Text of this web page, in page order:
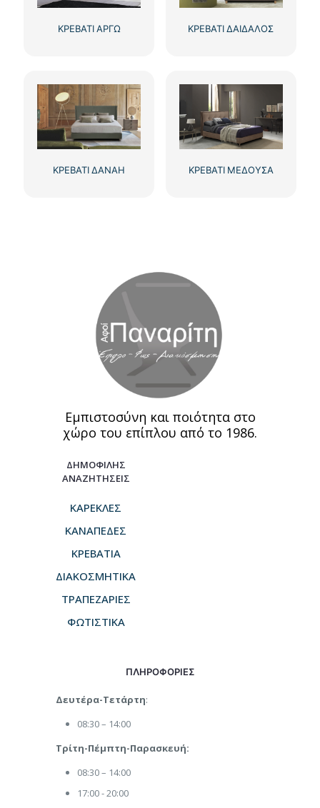
ΚΡΕΒΑΤΙ ΑΡΓΩ ΚΡΕΒΑΤΙ ΔΑΙΔΑΛΟΣ
ΚΡΕΒΑΤΙ ΔΑΝΑΗ ΚΡΕΒΑΤΙ ΜΕΔΟΥΣΑ
Εμπιστοσύνη και ποιότητα στο
χώρο του επίπλου από το 1986.
ΔΗΜΟΦΙΛΗΣ
ΑΝΑΖΗΤΗΣΕΙΣ
ΚΑΡΕΚΛΕΣ
ΚΑΝΑΠΕΔΕΣ
ΚΡΕΒΑΤΙΑ
ΔΙΑΚΟΣΜΗΤΙΚΑ
ΤΡΑΠΕΖΑΡΙΕΣ
ΦΩΤΙΣΤΙΚΑ
ΠΛΗΡΟΦΟΡΙΕΣ
Δευτέρα-Τετάρτη:
08:30 – 14:00
Τρίτη-Πέμπτη-Παρασκευή:
08:30 – 14:00
17:00 - 20:00